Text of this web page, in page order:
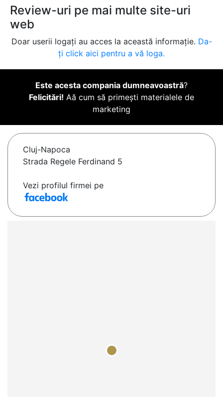
Review-uri pe mai multe site-uri
web
Doar userii logați au acces la această informație. Da-
ți click aici pentru a vă loga.
Este acesta compania dumneavoastră?
Felicitări! Aă cum să primești materialele de
marketing
Cluj-Napoca
Strada Regele Ferdinand 5
Vezi profilul firmei pe